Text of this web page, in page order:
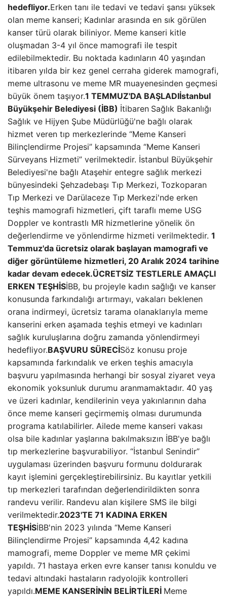
hedefliyor.Erken tanı ile tedavi ve tedavi şansı yüksek
olan meme kanseri; Kadınlar arasında en sık görülen
kanser türü olarak biliniyor. Meme kanseri kitle
oluşmadan 3-4 yıl önce mamografi ile tespit
edilebilmektedir. Bu noktada kadınların 40 yaşından
itibaren yılda bir kez genel cerraha giderek mamografi,
meme ultrasonu ve meme MR muayenesinden geçmesi
büyük önem taşıyor.1 TEMMUZ'DA BAŞLADIİstanbul
Büyükşehir Belediyesi (İBB) İtibaren Sağlık Bakanlığı
Sağlık ve Hijyen Şube Müdürlüğü'ne bağlı olarak
hizmet veren tıp merkezlerinde “Meme Kanseri
Bilinçlendirme Projesi” kapsamında “Meme Kanseri
Sürveyans Hizmeti” verilmektedir. İstanbul Büyükşehir
Belediyesi'ne bağlı Ataşehir entegre sağlık merkezi
bünyesindeki Şehzadebaşı Tıp Merkezi, Tozkoparan
Tıp Merkezi ve Darülaceze Tıp Merkezi'nde erken
teşhis mamografi hizmetleri, çift taraflı meme USG
Doppler ve kontrastlı MR hizmetlerine yönelik ön
değerlendirme ve yönlendirme hizmeti verilmektedir. 1
Temmuz'da ücretsiz olarak başlayan mamografi ve
diğer görüntüleme hizmetleri, 20 Aralık 2024 tarihine
kadar devam edecek.ÜCRETSİZ TESTLERLE AMAÇLI
ERKEN TEŞHİSİBB, bu projeyle kadın sağlığı ve kanser
konusunda farkındalığı artırmayı, vakaları beklenen
orana indirmeyi, ücretsiz tarama olanaklarıyla meme
kanserini erken aşamada teşhis etmeyi ve kadınları
sağlık kuruluşlarına doğru zamanda yönlendirmeyi
hedefliyor.BAŞVURU SÜRECİSöz konusu proje
kapsamında farkındalık ve erken teşhis amacıyla
başvuru yapılmasında herhangi bir sosyal ziyaret veya
ekonomik yoksunluk durumu aranmamaktadır. 40 yaş
ve üzeri kadınlar, kendilerinin veya yakınlarının daha
önce meme kanseri geçirmemiş olması durumunda
programa katılabilirler. Ailede meme kanseri vakası
olsa bile kadınlar yaşlarına bakılmaksızın İBB'ye bağlı
tıp merkezlerine başvurabiliyor. “İstanbul Senindir”
uygulaması üzerinden başvuru formunu doldurarak
kayıt işlemini gerçekleştirebilirsiniz. Bu kayıtlar yetkili
tıp merkezleri tarafından değerlendirildikten sonra
randevu verilir. Randevu alan kişilere SMS ile bilgi
verilmektedir.2023'TE 71 KADINA ERKEN
TEŞHİSİBB'nin 2023 yılında “Meme Kanseri
Bilinçlendirme Projesi” kapsamında 4,42 kadına
mamografi, meme Doppler ve meme MR çekimi
yapıldı. 71 hastaya erken evre kanser tanısı konuldu ve
tedavi altındaki hastaların radyolojik kontrolleri
yapıldı.MEME KANSERİNİN BELİRTİLERİ Meme